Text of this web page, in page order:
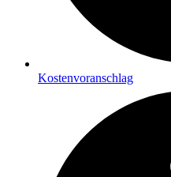
Kostenvoranschlag